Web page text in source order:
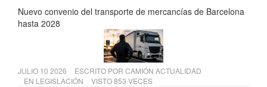
Nuevo convenio del transporte de mercancías de Barcelona
hasta 2028
JULIO 10 2026 ESCRITO POR CAMIÓN ACTUALIDAD
EN LEGISLACIÓN VISTO 853 VECES